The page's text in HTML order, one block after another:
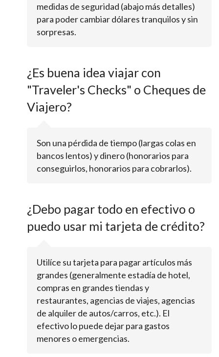
medidas de seguridad (abajo más detalles)
para poder cambiar dólares tranquilos y sin
sorpresas.
¿Es buena idea viajar con
"Traveler's Checks" o Cheques de
Viajero?
Son una pérdida de tiempo (largas colas en
bancos lentos) y dinero (honorarios para
conseguirlos, honorarios para cobrarlos).
¿Debo pagar todo en efectivo o
puedo usar mi tarjeta de crédito?
Utilíce su tarjeta para pagar artículos más
grandes (generalmente estadía de hotel,
compras en grandes tiendas y
restaurantes, agencias de viajes, agencias
de alquiler de autos/carros, etc.). El
efectivo lo puede dejar para gastos
menores o emergencias.